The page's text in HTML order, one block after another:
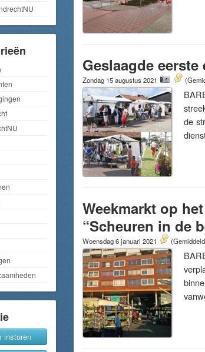
insturen
Geslaagde
Zondag 15 augustus 2021
de
Weekmarkt op
“Scheuren in de
Woensdag 6 januari 2021